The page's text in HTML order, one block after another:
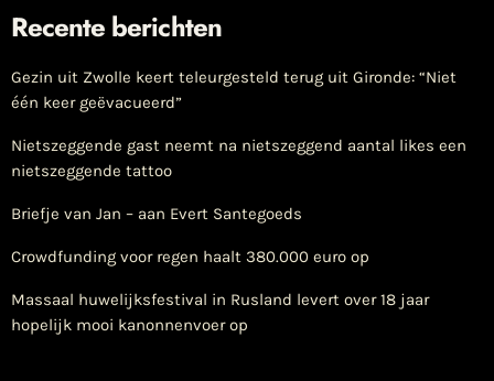
Recente berichten
Gezin uit Zwolle keert teleurgesteld terug uit Gironde: “Niet
één keer geëvacueerd”
Nietszeggende gast neemt na nietszeggend aantal likes een
nietszeggende tattoo
Briefje van Jan – aan Evert Santegoeds
Crowdfunding voor regen haalt 380.000 euro op
Massaal huwelijksfestival in Rusland levert over 18 jaar
hopelijk mooi kanonnenvoer op